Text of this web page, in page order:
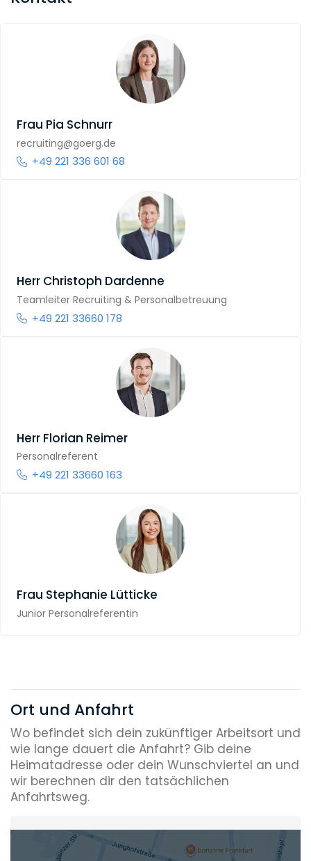
Frau Pia Schnurr
recruiting@goerg.de
+49 221 336 601 68
Herr Christoph Dardenne
Teamleiter Recruiting & Personalbetreuung
+49 221 33660 178
Herr Florian Reimer
Personalreferent
+49 221 33660 163
Frau Stephanie Lütticke
Junior Personalreferentin
Ort und Anfahrt
Wo befindet sich dein zukünftiger Arbeitsort und
wie lange dauert die Anfahrt? Gib deine
Heimatadresse oder dein Wunschviertel an und
wir berechnen dir den tatsächlichen
Anfahrtsweg.
Heimatadresse oder Wunschort